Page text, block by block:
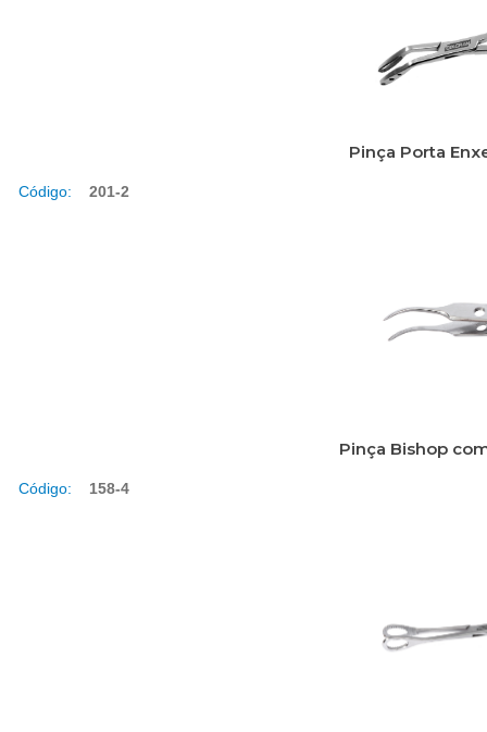
Pinça Porta
Código: 201-2
Pinça Bishop
Código: 158-4